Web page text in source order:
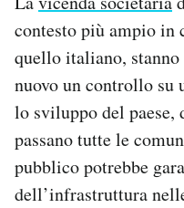
contesto più ampio in
quello italiano,
nuovo un controllo su
lo sviluppo del paese,
passano tutte le
pubblico potrebbe
dell’infrastruttura